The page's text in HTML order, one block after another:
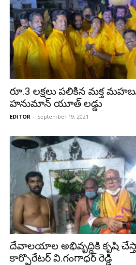
రూ.‌3 లక్షలు ప‌లికిన మ‌క్త‌
హనుమాన్ యూత్ ల‌డ్డు
EDITOR - September 19, 2021
దేవాలయాల అభివృద్ధికి కృషి
కార్పొరేటర్ వి.గంగాధర్ రెడ్డి